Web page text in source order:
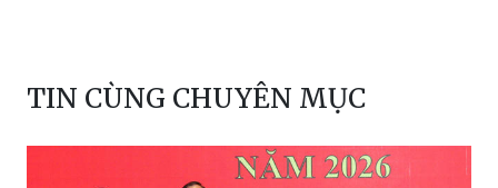
TIN CÙNG CHUYÊN MỤC